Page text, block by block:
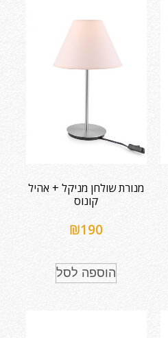
מנורת שולחן מניקל + אהיל
קונוס
₪190
הוספה לסל